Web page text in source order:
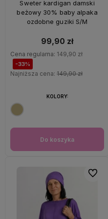
Sweter kardigan damski
beżowy 30% baby alpaka
ozdobne guziki S/M
99,90 zł
Cena regularna: 149,90 zł
-33%
Najniższa cena: 149,90 zł
Do koszyka
KOLORY:
Do